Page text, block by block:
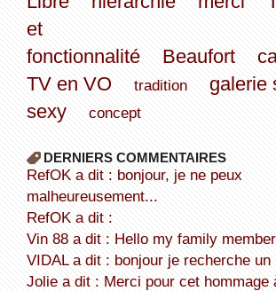
et
fonctionnalité
Beaufort
TV en VO
tradition
galerie
sexy
concept
DERNIERS COMMENTAIRES
refOK a dit : bonjour, je ne peux
malheureusement...
refOK a dit :
Vin 88 a dit : Hello my family
VIDAL a dit : bonjour je recherche
Jolie a dit : Merci pour cet hommage